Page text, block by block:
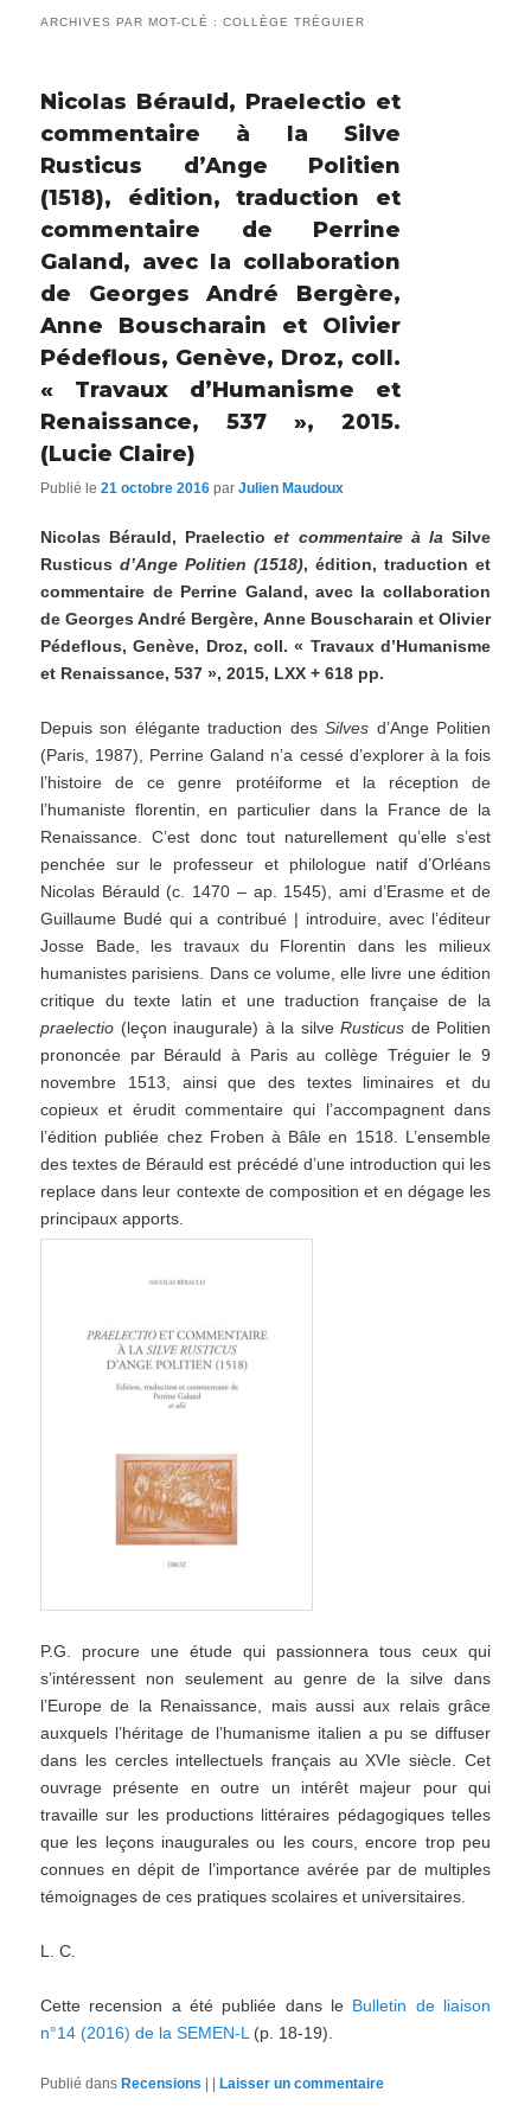
ARCHIVES PAR MOT-CLÉ :COLLÈGE TRÉGUIER
Nicolas Bérauld, Praelectio et
commentaire à la Silve
Rusticus d’Ange Politien
(1518), édition, traduction et
commentaire de Perrine
Galand, avec la collaboration
de Georges André Bergère,
Anne Bouscharain et Olivier
Pédeflous, Genève, Droz, coll.
« Travaux d’Humanisme et
Renaissance, 537 », 2015.
(Lucie Claire)
Publié le21 octobre 2016 parJulien Maudoux
Nicolas Bérauld, Praelectioet commentaire à la Silve
Rusticusd’Ange Politien (1518), édition, traduction et
commentaire de Perrine Galand, avec la collaboration
de Georges André Bergère, Anne Bouscharain et Olivier
Pédeflous, Genève, Droz, coll. « Travaux d’Humanisme
et Renaissance, 537 », 2015, LXX + 618 pp.
Depuis son élégante traduction desSilves d’Ange Politien
(Paris, 1987), Perrine Galand n’a cessé d’explorer à la fois
l’histoire de ce genre protéiforme et la réception de
l’humaniste florentin, en particulier dans la France de la
Renaissance. C’est donc tout naturellement qu’elle s’est
penchée sur le professeur et philologue natif d’Orléans
Nicolas Bérauld (c. 1470 – ap. 1545), ami d’Erasme et de
Guillaume Budé qui a contribué | introduire, avec l’éditeur
Josse Bade, les travaux du Florentin dans les milieux
humanistes parisiens. Dans ce volume, elle livre une édition
critique du texte latin et une traduction française de la
praelectio (leçon inaugurale) à la silve Rusticus de Politien
prononcée par Bérauld à Paris au collège Tréguier le 9
novembre 1513, ainsi que des textes liminaires et du
copieux et érudit commentaire qui l’accompagnent dans
l’édition publiée chez Froben à Bâle en 1518. L’ensemble
des textes de Bérauld est précédé d’une introduction qui les
replace dans leur contexte de composition et en dégage les
principaux apports.
P.G. procure une étude qui passionnera tous ceux qui
s’intéressent non seulement au genre de la silve dans
l’Europe de la Renaissance, mais aussi aux relais grâce
auxquels l’héritage de l’humanisme italien a pu se diffuser
dans les cercles intellectuels français au XVIe siècle. Cet
ouvrage présente en outre un intérêt majeur pour qui
travaille sur les productions littéraires pédagogiques telles
que les leçons inaugurales ou les cours, encore trop peu
connues en dépit de l’importance avérée par de multiples
témoignages de ces pratiques scolaires et universitaires.
L. C.
Cette recension a été publiée dans leBulletin de liaison
n°14 (2016) de la SEMEN-L (p. 18-19).
Publié dans Recensions Laisser un commentaire